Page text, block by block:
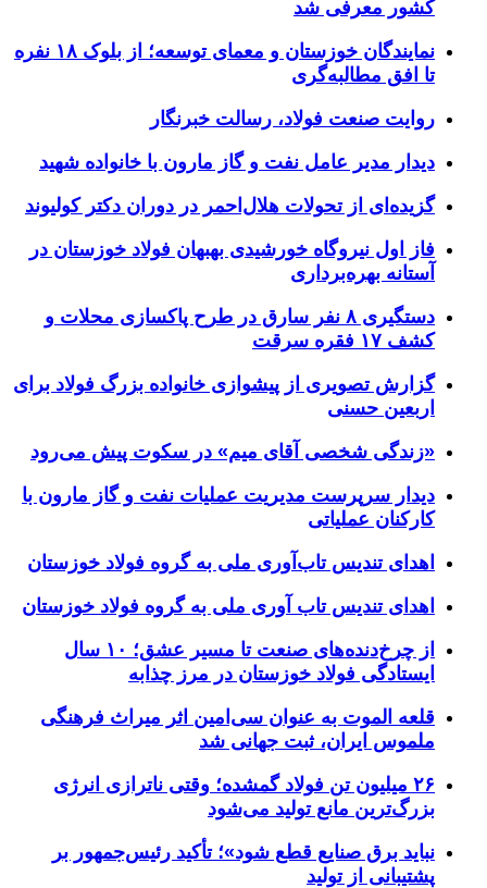
کشور معرفی شد
نمایندگان خوزستان و معمای توسعه؛ از بلوک ۱۸ نفره
تا افق مطالبه‌گری
روایت صنعت فولاد،‌ رسالت خبرنگار
دیدار مدیر عامل نفت و گاز مارون با خانواده شهید
گزیده‌ای از تحولات هلال‌احمر در دوران دکتر کولیوند
فاز اول نیروگاه خورشیدی بهبهان فولاد خوزستان در
آستانه بهره‌برداری
دستگیری ۸ نفر سارق در طرح پاکسازی محلات و
کشف ۱۷ فقره سرقت
گزارش تصویری از پیشوازی خانواده بزرگ فولاد برای
اربعین حسنی
«زندگی شخصی آقای میم» در سکوت پیش می‌رود
دیدار سرپرست مدیریت عملیات نفت و گاز مارون با
کارکنان عملیاتی
اهدای تندیس تاب‌آوری ملی به گروه فولاد خوزستان
اهدای تندیس تاب آوری ملی به گروه فولاد خوزستان
از چرخ‌دنده‌های صنعت تا مسیر عشق؛ ۱۰ سال
ایستادگی فولاد خوزستان در مرز چذابه
قلعه الموت به عنوان سی‌امین اثر میراث‌ فرهنگی
ملموس ایران، ثبت جهانی شد
۲۶ میلیون تن فولاد گمشده؛ وقتی ناترازی انرژی
بزرگ‌ترین مانع تولید می‌شود
نباید برق صنایع قطع شود»؛ تأکید رئیس‌جمهور بر
پشتیبانی از تولید